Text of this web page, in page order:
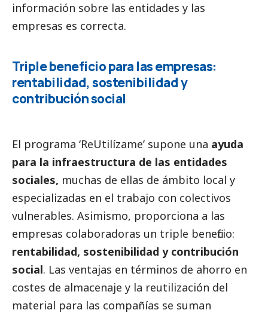
información sobre las entidades y las
empresas es correcta.
Triple beneficio para las empresas:
rentabilidad, sostenibilidad y
contribuciónsocial
El programa ‘ReUtilízame’ supone una ayuda
para la infraestructura de las entidades
sociales, muchas de ellas de ámbito local y
especializadas en el trabajo con colectivos
vulnerables. Asimismo, proporciona a las
empresas colaboradoras un triple beneficio:
rentabilidad, sostenibilidad y contribución
social. Las ventajas en términos de ahorro en
costes de almacenaje y la reutilización del
material para las compañías se suman